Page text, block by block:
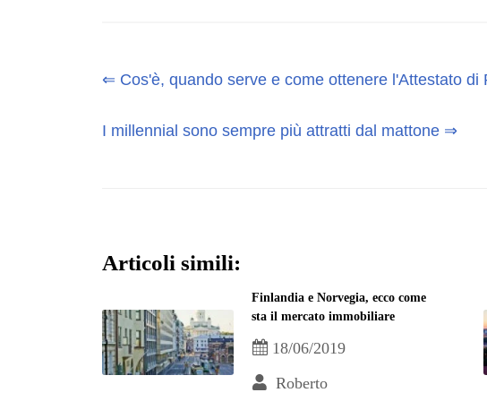
⇐ Cos'è, quando serve e come ottenere l'Attestato di
I millennial sono sempre più attratti dal mattone ⇒
Articoli simili:
Finlandia e Norvegia, ecco come
sta il mercato immobiliare
18/06/2019
Roberto